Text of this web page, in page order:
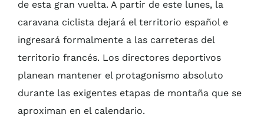
de esta gran vuelta. A partir de este lunes, la
caravana ciclista dejará el territorio español e
ingresará formalmente a las carreteras del
territorio francés. Los directores deportivos
planean mantener el protagonismo absoluto
durante las exigentes etapas de montaña que se
aproximan en el calendario.